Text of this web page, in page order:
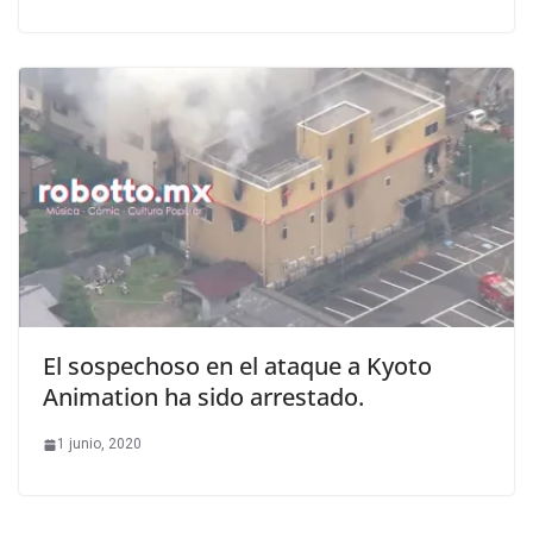
El sospechoso en el ataque a Kyoto
Animation ha sido arrestado.
1 junio, 2020